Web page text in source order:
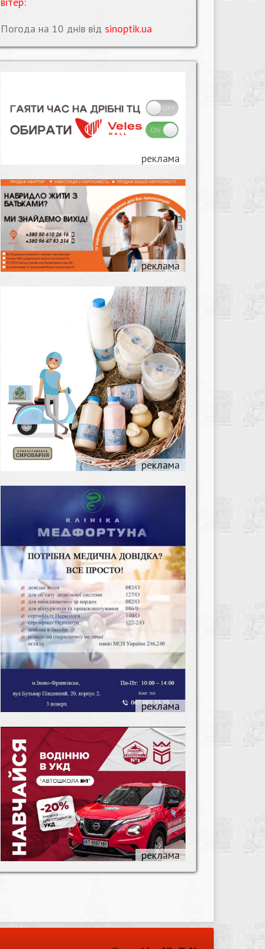
Погода на 10 днів від sinoptik.ua